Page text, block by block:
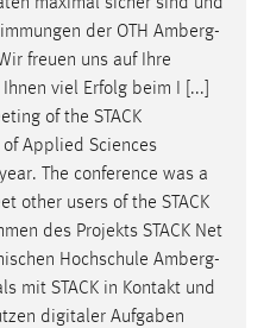
der OTH Amberg-
freuen uns auf Ihre
viel Erfolg beim I [...]
of the STACK
Applied Sciences
The conference was a
other users of the STACK
des Projekts STACK Net
Hochschule Amberg-
mit STACK in Kontakt und
digitaler Aufgaben
wird in diesem Cookie
ist.
Sprache der Website.